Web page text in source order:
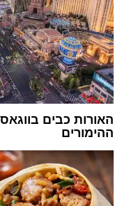
האורות כבים
ההימורים